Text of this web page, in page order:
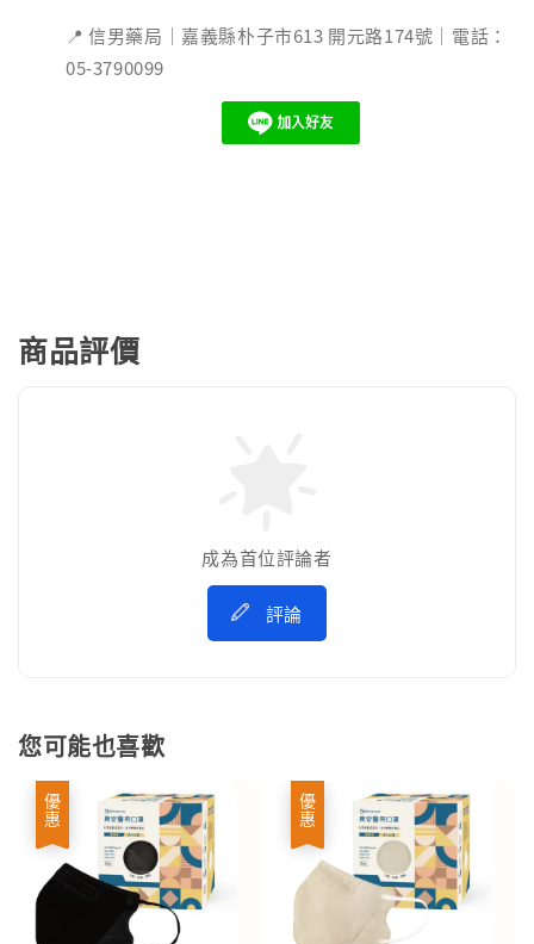
📍 信男藥局｜嘉義縣朴子市613 開元路174號｜電話：
05-3790099
商品評價
成為首位評論者
評論
您可能也喜歡
優惠 優惠